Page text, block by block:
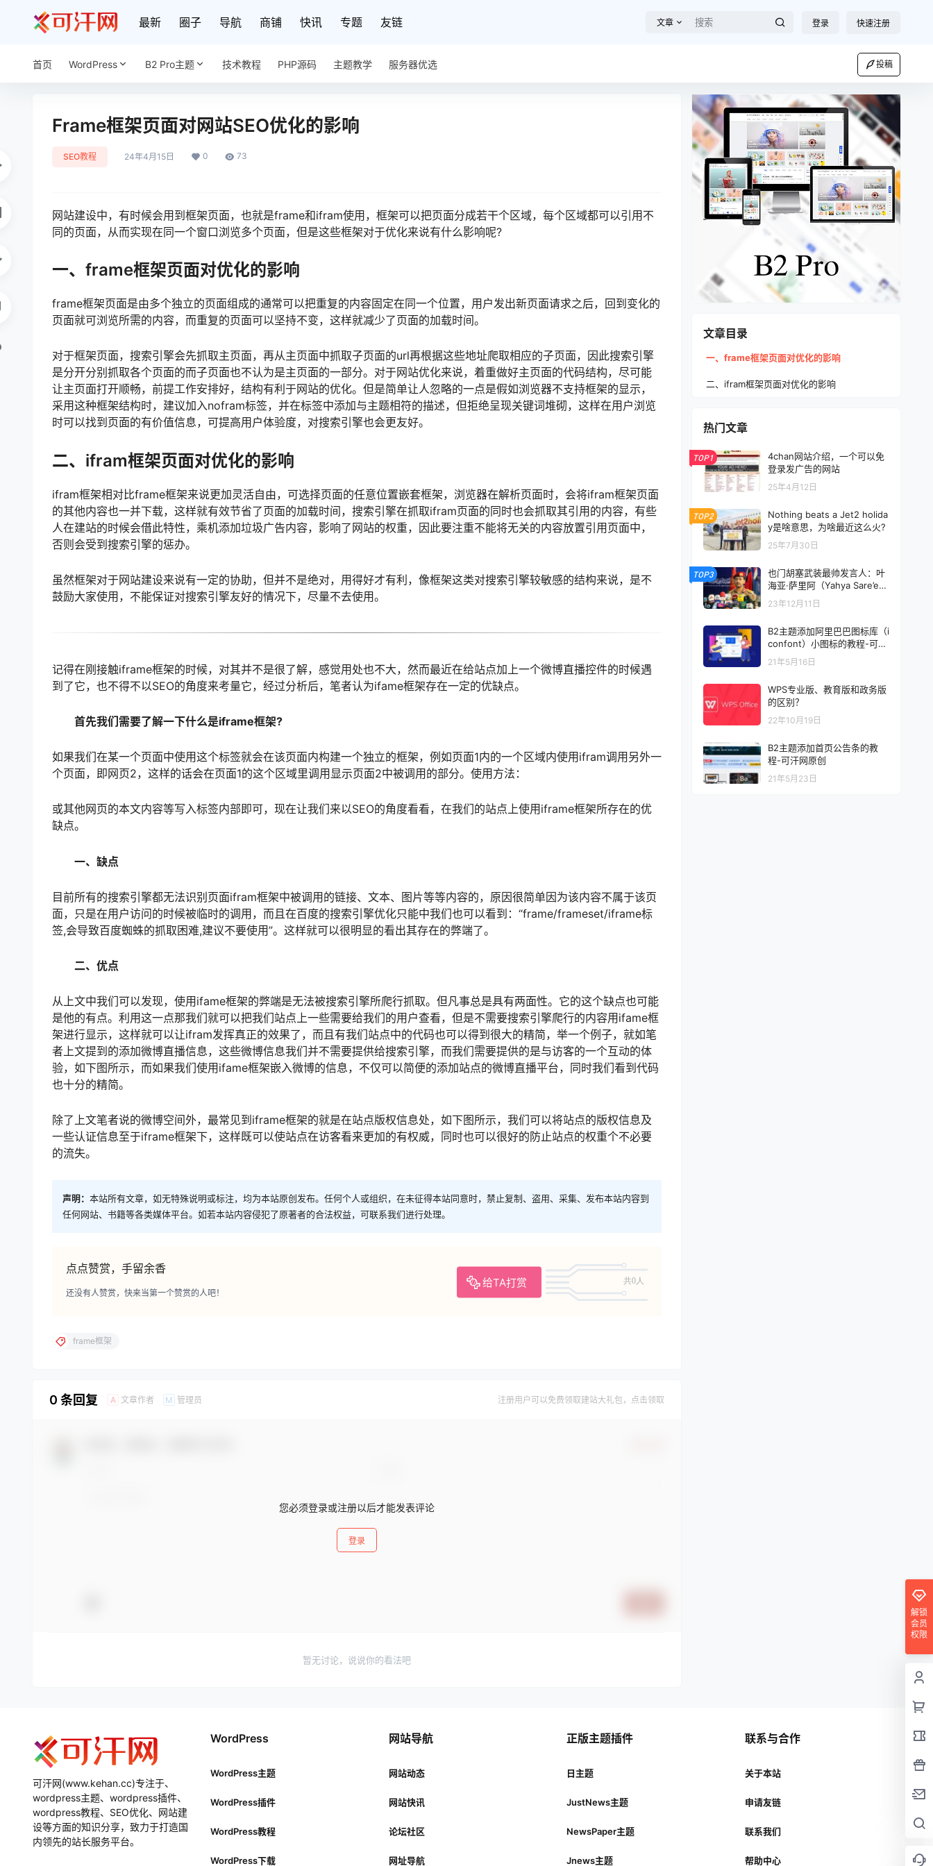
最新 圈子 导航 商铺 快讯 专题 友链 文章 登录 快速注册
首页 WordPress B2 Pro主题 技术教程 PHP源码 主题教学 服务器优选 投稿
Frame框架页面对网站SEO优化的影响
SEO教程 24年4月15日 0 73
网站建设中，有时候会用到框架页面，也就是frame和ifram使用，框架可以把页面分成若干个区域，每个区域都可以引用不
同的页面，从而实现在同一个窗口浏览多个页面，但是这些框架对于优化来说有什么影响呢?
一、frame框架页面对优化的影响
frame框架页面是由多个独立的页面组成的通常可以把重复的内容固定在同一个位置，用户发出新页面请求之后，回到变化的
页面就可浏览所需的内容，而重复的页面可以坚持不变，这样就减少了页面的加载时间。
对于框架页面，搜索引擎会先抓取主页面，再从主页面中抓取子页面的url再根据这些地址爬取相应的子页面，因此搜索引擎
是分开分别抓取各个页面的而子页面也不认为是主页面的一部分。对于网站优化来说，着重做好主页面的代码结构，尽可能
让主页面打开顺畅，前提工作安排好，结构有利于网站的优化。但是简单让人忽略的一点是假如浏览器不支持框架的显示，
采用这种框架结构时，建议加入nofram标签，并在标签中添加与主题相符的描述，但拒绝呈现关键词堆砌，这样在用户浏览
时可以找到页面的有价值信息，可提高用户体验度，对搜索引擎也会更友好。
二、ifram框架页面对优化的影响
ifram框架相对比frame框架来说更加灵活自由，可选择页面的任意位置嵌套框架，浏览器在解析页面时，会将ifram框架页面
的其他内容也一并下载，这样就有效节省了页面的加载时间，搜索引擎在抓取ifram页面的同时也会抓取其引用的内容，有些
人在建站的时候会借此特性，乘机添加垃圾广告内容，影响了网站的权重，因此要注重不能将无关的内容放置引用页面中，
否则会受到搜索引擎的惩办。
虽然框架对于网站建设来说有一定的协助，但并不是绝对，用得好才有利，像框架这类对搜索引擎较敏感的结构来说，是不
鼓励大家使用，不能保证对搜索引擎友好的情况下，尽量不去使用。
记得在刚接触iframe框架的时候，对其并不是很了解，感觉用处也不大，然而最近在给站点加上一个微博直播控件的时候遇
到了它，也不得不以SEO的角度来考量它，经过分析后，笔者认为ifame框架存在一定的优缺点。
首先我们需要了解一下什么是iframe框架?
如果我们在某一个页面中使用这个标签就会在该页面内构建一个独立的框架，例如页面1内的一个区域内使用ifram调用另外一
个页面，即网页2，这样的话会在页面1的这个区域里调用显示页面2中被调用的部分。使用方法：
或其他网页的本文内容等写入标签内部即可，现在让我们来以SEO的角度看看，在我们的站点上使用iframe框架所存在的优
缺点。
一、缺点
目前所有的搜索引擎都无法识别页面ifram框架中被调用的链接、文本、图片等等内容的，原因很简单因为该内容不属于该页
面，只是在用户访问的时候被临时的调用，而且在百度的搜索引擎优化只能中我们也可以看到：“frame/frameset/iframe标
签,会导致百度蜘蛛的抓取困难,建议不要使用”。这样就可以很明显的看出其存在的弊端了。
二、优点
从上文中我们可以发现，使用ifame框架的弊端是无法被搜索引擎所爬行抓取。但凡事总是具有两面性。它的这个缺点也可能
是他的有点。利用这一点那我们就可以把我们站点上一些需要给我们的用户查看，但是不需要搜索引擎爬行的内容用ifame框
架进行显示，这样就可以让ifram发挥真正的效果了，而且有我们站点中的代码也可以得到很大的精简，举一个例子，就如笔
者上文提到的添加微博直播信息，这些微博信息我们并不需要提供给搜索引擎，而我们需要提供的是与访客的一个互动的体
验，如下图所示，而如果我们使用ifame框架嵌入微博的信息，不仅可以简便的添加站点的微博直播平台，同时我们看到代码
也十分的精简。
除了上文笔者说的微博空间外，最常见到iframe框架的就是在站点版权信息处，如下图所示，我们可以将站点的版权信息及
一些认证信息至于iframe框架下，这样既可以使站点在访客看来更加的有权威，同时也可以很好的防止站点的权重个不必要
的流失。
声明： 本站所有文章，如无特殊说明或标注，均为本站原创发布。任何个人或组织，在未征得本站同意时，禁止复制、盗用、采集、发布本站内容到
任何网站、书籍等各类媒体平台。如若本站内容侵犯了原著者的合法权益，可联系我们进行处理。
点点赞赏，手留余香
给TA打赏 共0人
还没有人赞赏，快来当第一个赞赏的人吧！
frame框架
0 条回复 A 文章作者 M 管理员 注册用户可以免费领取建站大礼包，点击领取
您必须登录或注册以后才能发表评论
登录
暂无讨论，说说你的看法吧
文章目录
一、frame框架页面对优化的影响
二、ifram框架页面对优化的影响
热门文章
TOP1
4chan网站介绍，一个可以免
登录发广告的网站
25年4月12日
TOP2
Nothing beats a Jet2 holida
y是啥意思，为啥最近这么火?
25年7月30日
TOP3
也门胡塞武装最帅发言人：叶
海亚·萨里阿（Yahya Sare’e）
基本信息
23年12月11日
B2主题添加阿里巴巴图标库（i
confont）小图标的教程-可汗
网原创
21年5月16日
WPS专业版、教育版和政务版
的区别？
22年10月19日
B2主题添加首页公告条的教
程-可汗网原创
21年5月23日
解锁
会员
权限
可汗网(www.kehan.cc)专注于、
wordpress主题、wordpress插件、
wordpress教程、SEO优化、网站建
设等方面的知识分享，致力于打造国
内领先的站长服务平台。
WordPress
WordPress主题
WordPress插件
WordPress教程
WordPress下载
网站导航
网站动态
网站快讯
论坛社区
网址导航
正版主题插件
日主题
JustNews主题
NewsPaper主题
Jnews主题
联系与合作
关于本站
申请友链
联系我们
帮助中心